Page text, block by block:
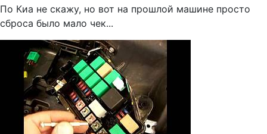
По Киа не скажу, но вот на прошлой машине просто
сброса было мало чек...